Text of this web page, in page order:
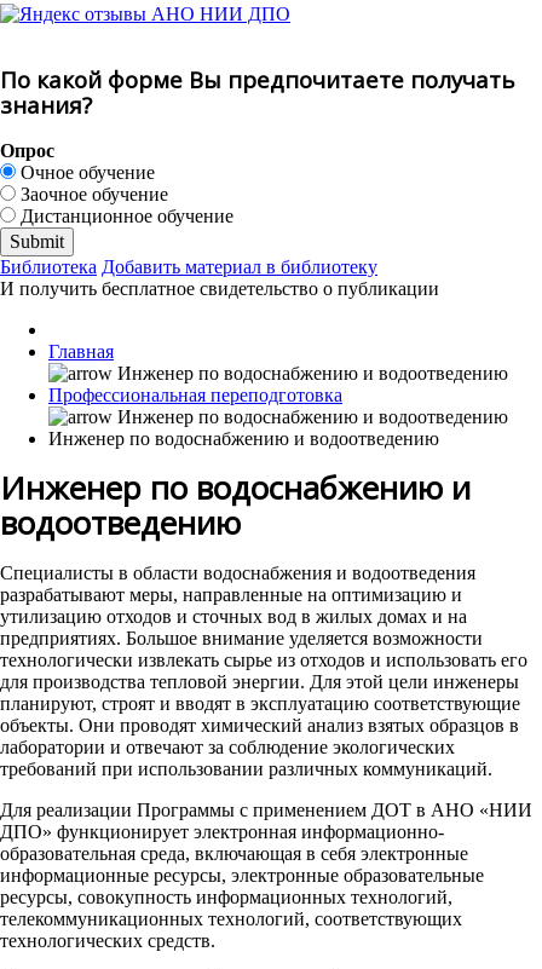
По какой форме Вы предпочитаете получать
знания?
Опрос
Очное обучение
Заочное обучение
Дистанционное обучение
Библиотека Добавить материал в библиотеку
И получить бесплатное свидетельство о публикации
Главная
Профессиональная переподготовка
Инженер по водоснабжению и водоотведению
Инженер по водоснабжению и
водоотведению
Специалисты в области водоснабжения и водоотведения
разрабатывают меры, направленные на оптимизацию и
утилизацию отходов и сточных вод в жилых домах и на
предприятиях. Большое внимание уделяется возможности
технологически извлекать сырье из отходов и использовать его
для производства тепловой энергии. Для этой цели инженеры
планируют, строят и вводят в эксплуатацию соответствующие
объекты. Они проводят химический анализ взятых образцов в
лаборатории и отвечают за соблюдение экологических
требований при использовании различных коммуникаций.
Для реализации Программы с применением ДОТ в АНО «НИИ
ДПО» функционирует электронная информационно-
образовательная среда, включающая в себя электронные
информационные ресурсы, электронные образовательные
ресурсы, совокупность информационных технологий,
телекоммуникационных технологий, соответствующих
технологических средств.